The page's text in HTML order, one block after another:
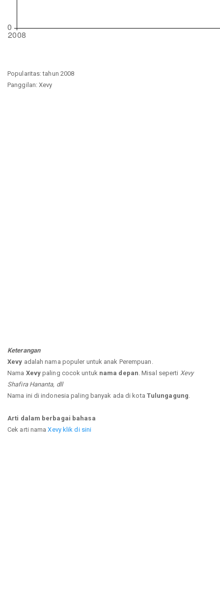
Popularitas: tahun 2008
Panggilan: Xevy
Keterangan
Xevy adalah nama populer untuk anak Perempuan.
Nama Xevypaling cocok untuk nama depan . Misal seperti Xevy
Shafira Hananta, dll
Nama ini di indonesia paling banyak ada di kota Tulungagung
Arti dalam berbagai bahasa
Cek arti namaXevy klik di sini